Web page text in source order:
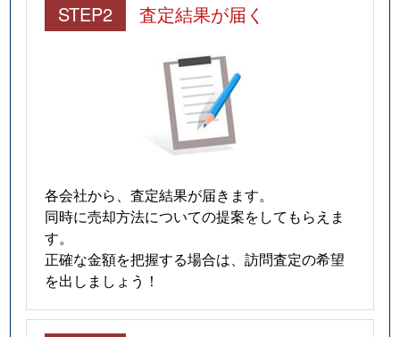
STEP2 査定結果が届く
各会社から、査定結果が届きます。
同時に売却方法についての提案をしてもらえま
す。
正確な金額を把握する場合は、訪問査定の希望
を出しましょう！